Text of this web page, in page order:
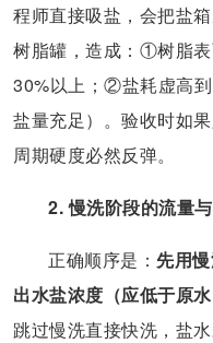
程师直接吸盐，会把盐
树脂罐，造成：①树脂
30%以上；②盐耗虚高
盐量充足）。验收时如
周期硬度必然反弹。
2. 慢洗阶段的流量
正确顺序是： 先用
出水盐浓度（应低于原
跳过慢洗直接快洗，盐